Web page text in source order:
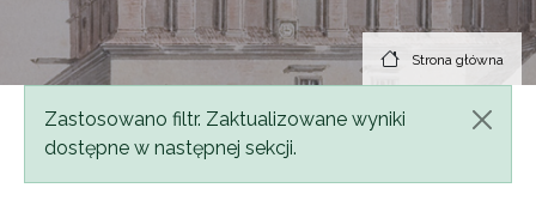
Strona główna
Komunikat
Zastosowano filtr. Zaktualizowane wyniki
dostępne w następnej sekcji.